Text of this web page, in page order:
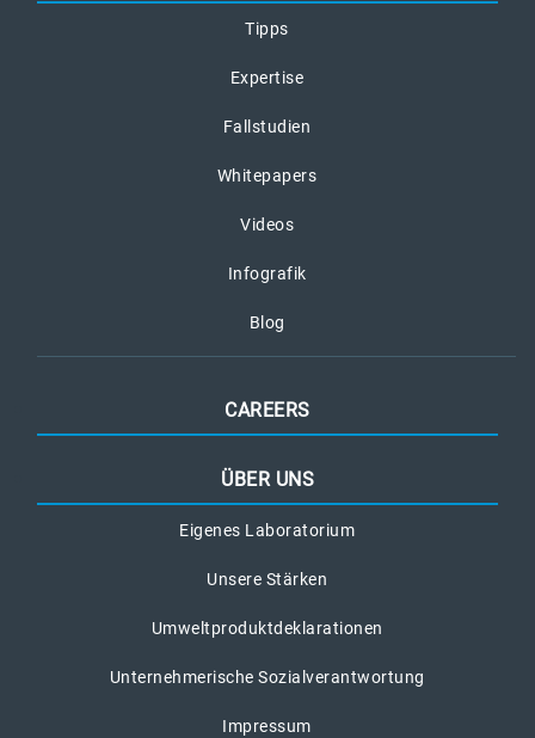
Tipps
Expertise
Fallstudien
Whitepapers
Videos
Infografik
Blog
CAREERS
ÜBER UNS
Eigenes Laboratorium
Unsere Stärken
Umweltproduktdeklarationen
Unternehmerische Sozialverantwortung
Impressum